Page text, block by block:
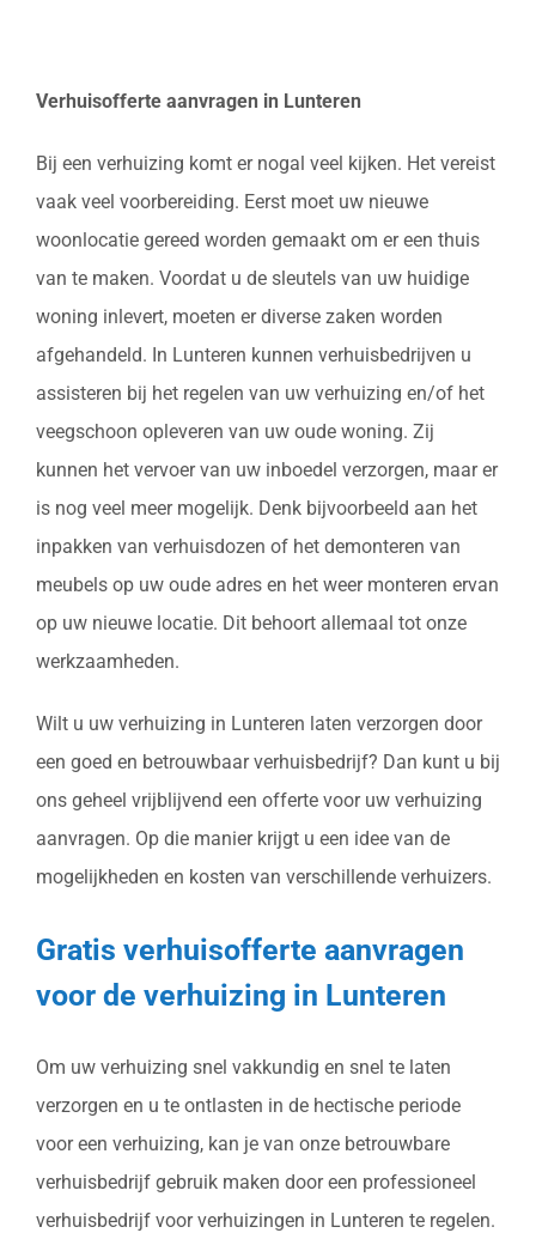
Verhuisofferte aanvragen in Lunteren
Bij een verhuizing komt er nogal veel kijken. Het vereist
vaak veel voorbereiding. Eerst moet uw nieuwe
woonlocatie gereed worden gemaakt om er een thuis
van te maken. Voordat u de sleutels van uw huidige
woning inlevert, moeten er diverse zaken worden
afgehandeld. In Lunteren kunnen verhuisbedrijven u
assisteren bij het regelen van uw verhuizing en/of het
veegschoon opleveren van uw oude woning. Zij
kunnen het vervoer van uw inboedel verzorgen, maar er
is nog veel meer mogelijk. Denk bijvoorbeeld aan het
inpakken van verhuisdozen of het demonteren van
meubels op uw oude adres en het weer monteren ervan
op uw nieuwe locatie. Dit behoort allemaal tot onze
werkzaamheden.
Wilt u uw verhuizing in Lunteren laten verzorgen door
een goed en betrouwbaar verhuisbedrijf? Dan kunt u bij
ons geheel vrijblijvend een offerte voor uw verhuizing
aanvragen. Op die manier krijgt u een idee van de
mogelijkheden en kosten van verschillende verhuizers.
Gratis verhuisofferte aanvragen
voor de verhuizing in Lunteren
Om uw verhuizing snel vakkundig en snel te laten
verzorgen en u te ontlasten in de hectische periode
voor een verhuizing, kan je van onze betrouwbare
verhuisbedrijf gebruik maken door een professioneel
verhuisbedrijf voor verhuizingen in Lunteren te regelen.